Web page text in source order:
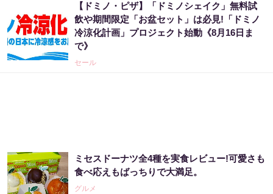
【ドミノ・ピザ】「ドミノシェイク」無料試
飲や期間限定「お盆セット」は必見!「ドミノ
冷涼化計画」プロジェクト始動《8月16日ま
で》
セール
ミセスドーナツ全4種を実食レビュー!可愛さも
食べ応えもばっちりで大満足。
グルメ